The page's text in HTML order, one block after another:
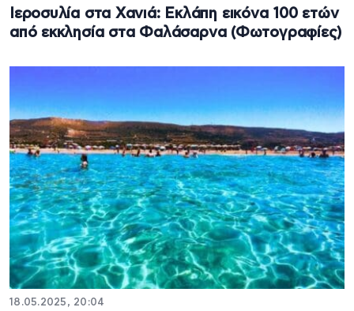
Ιεροσυλία στα Xανιά: Εκλάπη εικόνα 100 ετών
από εκκλησία στα Φαλάσαρνα (Φωτογραφίες)
18.05.2025, 20:04